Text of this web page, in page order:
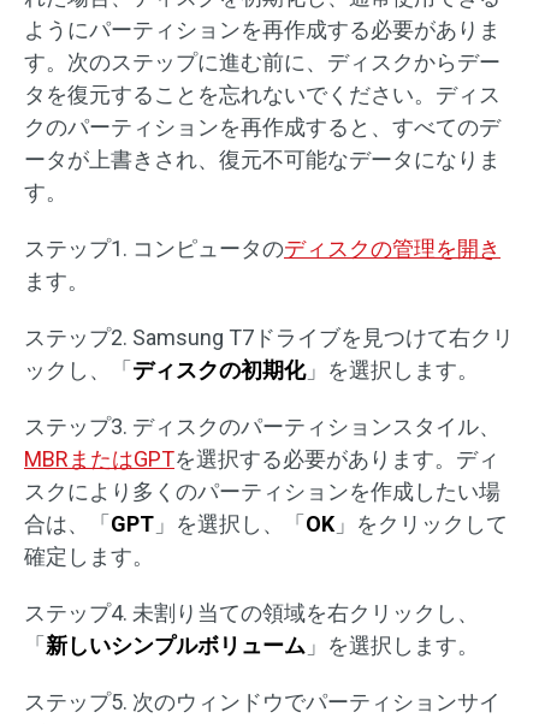
ようにパーティションを再作成する必要がありま
す。次のステップに進む前に、ディスクからデー
タを復元することを忘れないでください。ディス
クのパーティションを再作成すると、すべてのデ
ータが上書きされ、復元不可能なデータになりま
す。
ステップ1. コンピュータのディスクの管理を開き
ます。
ステップ2. Samsung T7ドライブを見つけて右クリ
ックし、「 ディスクの初期化」を選択します。
ステップ3. ディスクのパーティションスタイル、
MBRまたはGPTを選択する必要があります。ディ
スクにより多くのパーティションを作成したい場
合は、「 GPT 」を選択し、「 OK 」をクリックして
確定します。
ステップ4. 未割り当ての領域を右クリックし、
「 新しいシンプルボリューム 」を選択します。
ステップ5. 次のウィンドウでパーティションサイ